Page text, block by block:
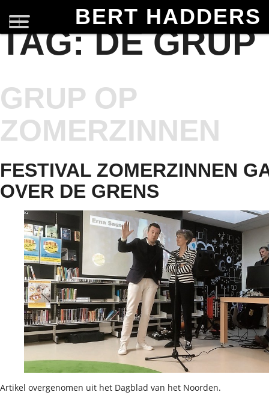
BERT HADDERS
TAG:DE GRUP
GRUP OP
ZOMERZINNEN
FESTIVAL ZOMERZINNEN
OVER DE GRENS
Artikel overgenomen uit het Dagblad van het Noorden.